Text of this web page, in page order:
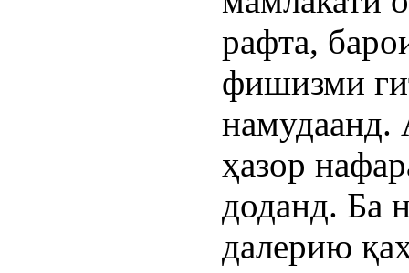
рафта,
фишизми
намудаанд.
ҳазор
доданд. Ба
далерию